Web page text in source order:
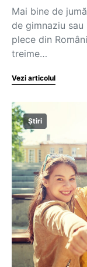
Mai bine de
de gimnaziu
plece din
treime…
Vezi articolul
Știri